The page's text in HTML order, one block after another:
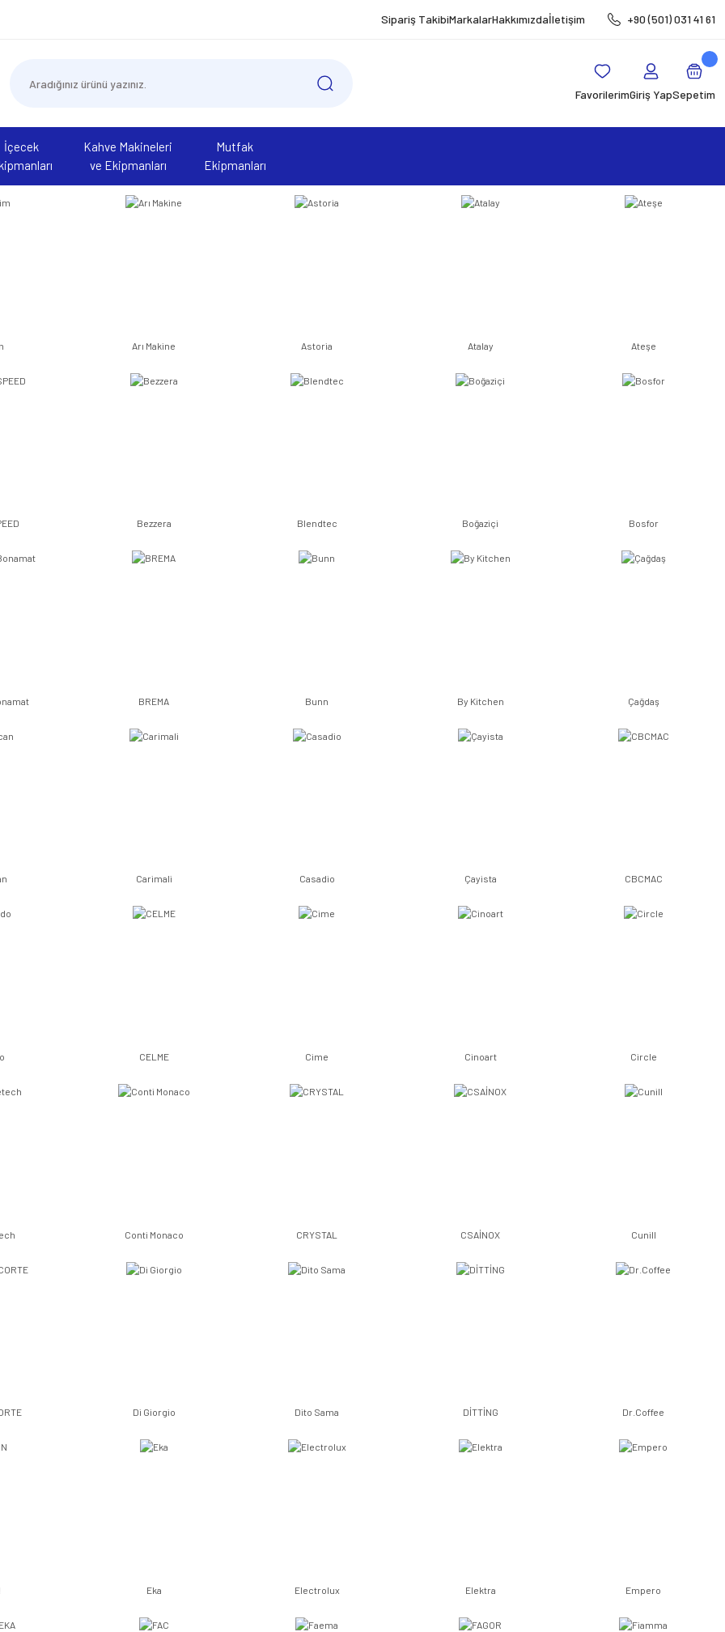
Sipariş TakibiMarkalarHakkımızdaİletişim +90 (501) 031 41 61
FavorilerimGiriş YapSepetim
İçecek
Kahve Makineleri
ve Ekipmanları
Mutfak
Ekipmanları
Arı Makine Astoria Atalay Ateşe
Bezzera Blendtec Boğaziçi Bosfor
BREMA Bunn By Kitchen Çağdaş
Carimali Casadio Çayista CBCMAC
CELME Cime Cinoart Circle
Conti Monaco CRYSTAL CSAİNOX Cunill
Di Giorgio Dito Sama DİTTİNG Dr.Coffee
Eka Electrolux Elektra Empero